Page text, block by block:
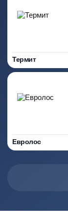
Термит
Евролос